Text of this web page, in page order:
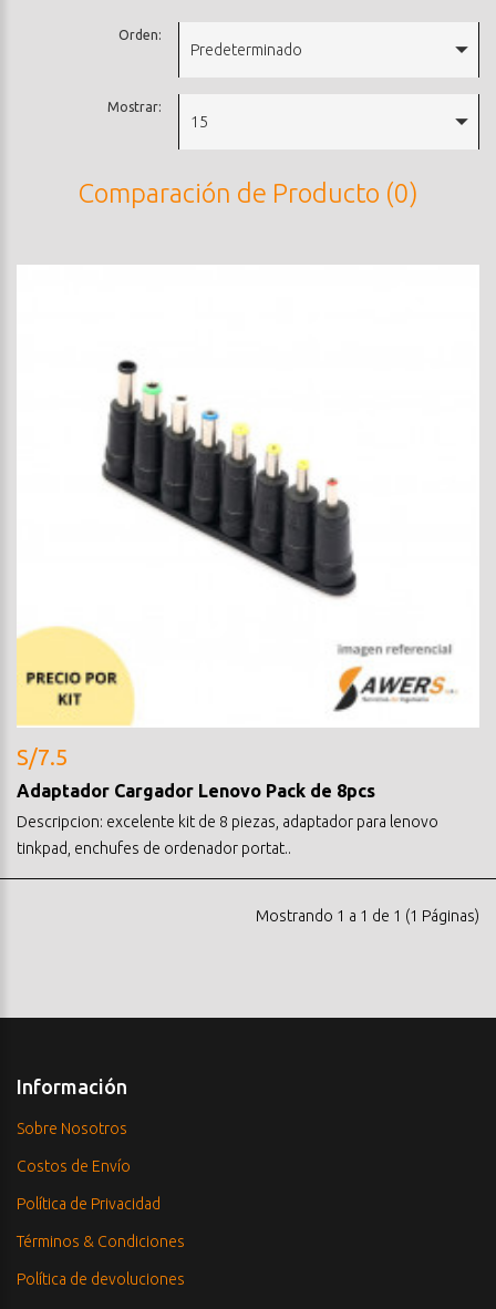
Orden:
Predeterminado
Mostrar:
15
Comparación de Producto (0)
S/7.5
Adaptador Cargador Lenovo Pack de 8pcs
Descripcion: excelente kit de 8 piezas, adaptador para lenovo
tinkpad, enchufes de ordenador portat..
Mostrando 1 a 1 de 1 (1 Páginas)
Información
Sobre Nosotros
Costos de Envío
Política de Privacidad
Términos & Condiciones
Política de devoluciones